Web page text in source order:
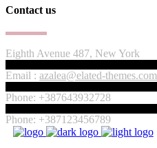
Contact us
Eighth Avenue 487, New York
Email : azalea@elated-themes.com
Phone: +387643932728
Phone: +387123456789